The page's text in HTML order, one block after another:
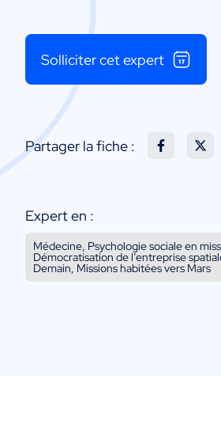
Solliciter cet expert
Partager la fiche :
Expert en :
Médecine, Psychologie sociale en
Démocratisation de l’entreprise
Demain, Missions habitées vers Mars